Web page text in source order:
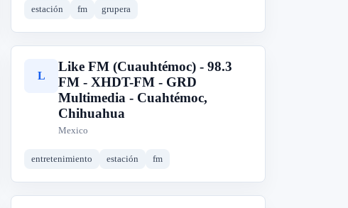
estación fm grupera
L
Like FM (Cuauhtémoc) - 98.3
FM - XHDT-FM - GRD
Multimedia - Cuahtémoc,
Chihuahua
Mexico
entretenimiento estación fm